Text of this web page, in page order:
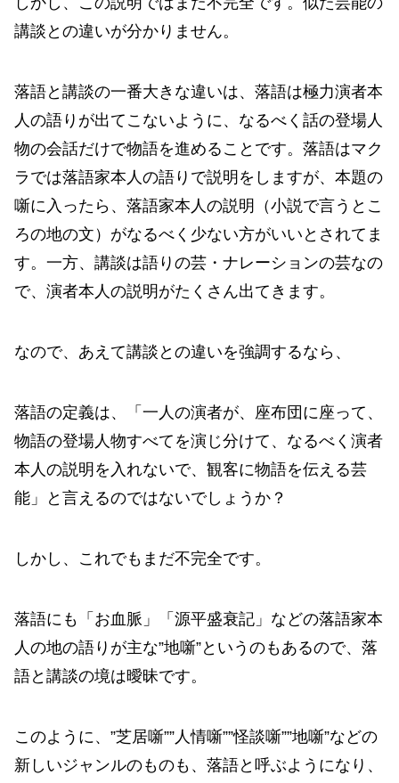
講談との違いが分かりません。
落語と講談の一番大きな違いは、落語は極力演者本
人の語りが出てこないように、なるべく話の登場人
物の会話だけで物語を進めることです。落語はマク
ラでは落語家本人の語りで説明をしますが、本題の
噺に入ったら、落語家本人の説明（小説で言うとこ
ろの地の文）がなるべく少ない方がいいとされてま
す。一方、講談は語りの芸・ナレーションの芸なの
で、演者本人の説明がたくさん出てきます。
なので、あえて講談との違いを強調するなら、
落語の定義は、「一人の演者が、座布団に座って、
物語の登場人物すべてを演じ分けて、なるべく演者
本人の説明を入れないで、観客に物語を伝える芸
能」と言えるのではないでしょうか？
しかし、これでもまだ不完全です。
落語にも「お血脈」「源平盛衰記」などの落語家本
人の地の語りが主な”地噺”というのもあるので、落
語と講談の境は曖昧です。
このように、”芝居噺””人情噺””怪談噺””地噺”などの
新しいジャンルのものも、落語と呼ぶようになり、